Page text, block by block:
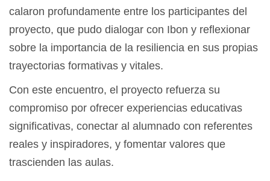
calaron profundamente entre los participantes del
proyecto, que pudo dialogar con Ibon y reflexionar
sobre la importancia de la resiliencia en sus propias
trayectorias formativas y vitales.
Con este encuentro, el proyecto refuerza su
compromiso por ofrecer experiencias educativas
significativas, conectar al alumnado con referentes
reales y inspiradores, y fomentar valores que
trascienden las aulas.